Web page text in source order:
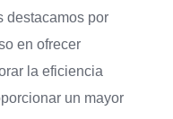
destacamos por
en ofrecer
la eficiencia
un mayor